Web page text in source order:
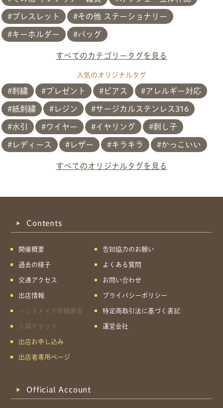
ブレスレット その他 ステーショナリー
キーホルダー バッグ
すべてのカテゴリータグを見る
人気のオリジナルタグ
刺繍 プレゼント ピアス アレルギー対応
紙刺繍 レジン サージカルステンレス316
水引 ワイヤー イヤリング 刺し子
レディース レザー キラキラ かっこいい
すべてのオリジナルタグを見る
共有方法を選択
Contents
開催概要
過去の様子
交通アクセス
出店情報
ハンドメイド体験教室
入場チケット
出店お申し込み
出店者専用ページ
告知協力のお願い
よくある質問
お問い合わせ
プライバシーポリシー
特定商取引法に基づく表記
運営会社
Official Account